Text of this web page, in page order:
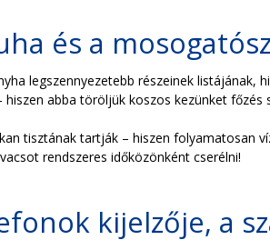
és a
legszennyezetebb részeinek
abba töröljük koszos kezünket főzés
tisztának tartják – hiszen folyamatosan
rendszeres időközönként cserélni!
kijelzője, a